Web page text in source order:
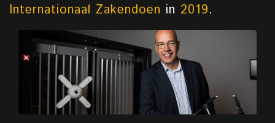
Internationaal Zakendoen in 2019.